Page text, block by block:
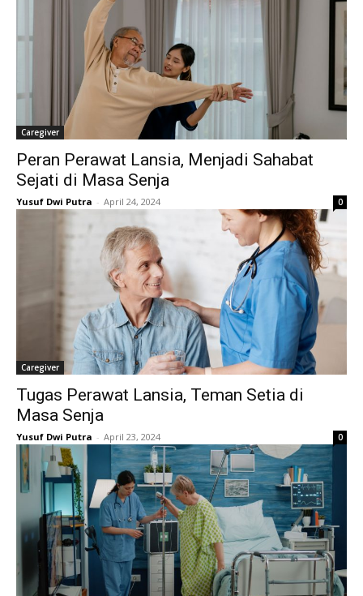
Caregiver
Peran Perawat Lansia, Menjadi Sahabat
Sejati di Masa Senja
Yusuf Dwi Putra - April 24, 2024 0
Caregiver
Tugas Perawat Lansia, Teman Setia di
Masa Senja
Yusuf Dwi Putra - April 23, 2024 0